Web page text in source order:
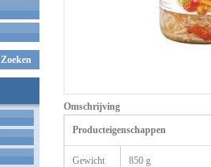
Zoeken
Omschrijving
Producteigenschappen
Gewicht 850 g